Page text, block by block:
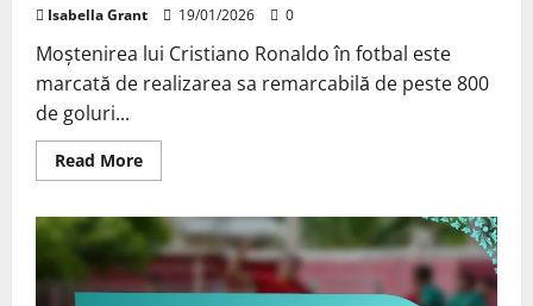
Isabella Grant 19/01/2026 0
Moștenirea lui Cristiano Ronaldo în fotbal este
marcată de realizarea sa remarcabilă de peste 800
de goluri...
Read MoreRead
more
lui
Cristiano
Ronaldo:
Goluri
marcate,